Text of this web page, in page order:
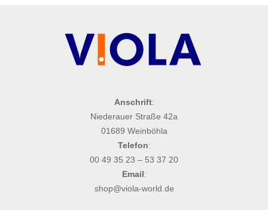
Anschrift:
Niederauer Straße 42a
01689 Weinböhla
Telefon:
00 49 35 23 – 53 37 20
Email:
shop@viola-world.de